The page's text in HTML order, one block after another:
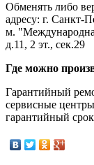
Обменять либо
адресу: г. Санкт-
м.
д.11, 2 эт., сек.29
Где можно
Гарантийный
сервисные
гарантийный